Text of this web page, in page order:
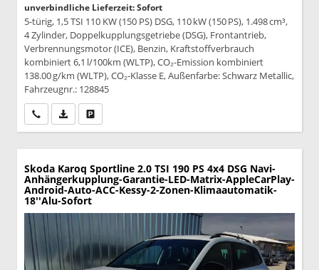
unverbindliche Lieferzeit: Sofort
5-türig, 1,5 TSI 110 KW (150 PS) DSG, 110 kW (150 PS), 1.498 cm³,
4 Zylinder, Doppelkupplungsgetriebe (DSG), Frontantrieb,
Verbrennungsmotor (ICE), Benzin, Kraftstoffverbrauch
kombiniert 6,1 l/100km (WLTP), CO₂-Emission kombiniert
138.00 g/km (WLTP), CO₂-Klasse E, Außenfarbe: Schwarz Metallic,
Fahrzeugnr.: 128845
Wir rufen Sie anPDF-Datei, Fahrzeugexposé drucken
Skoda Karoq Sportline 2.0 TSI 190 PS 4x4 DSG Navi-
Anhängerkupplung-Garantie-LED-Matrix-AppleCarPlay-
Android-Auto-ACC-Kessy-2-Zonen-Klimaautomatik-
18''Alu-Sofort